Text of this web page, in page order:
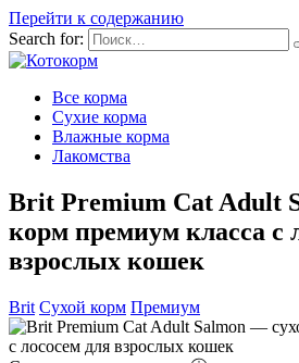
Перейти к содержанию
Search for:
Все корма
Сухие корма
Влажные корма
Лакомства
Brit Premium Cat Adult
корм премиум класса с
взрослых кошек
Brit Сухой корм Премиум